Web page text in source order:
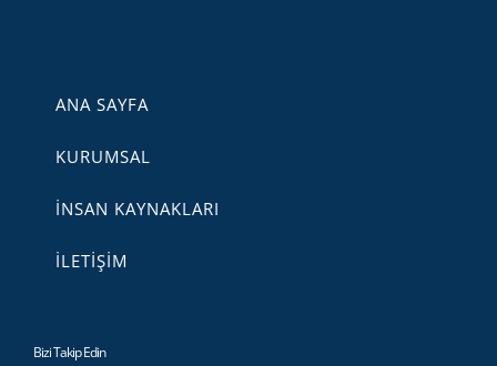
ANA SAYFA
KURUMSAL
İNSAN KAYNAKLARI
İLETİŞİM
Bizi Takip Edin